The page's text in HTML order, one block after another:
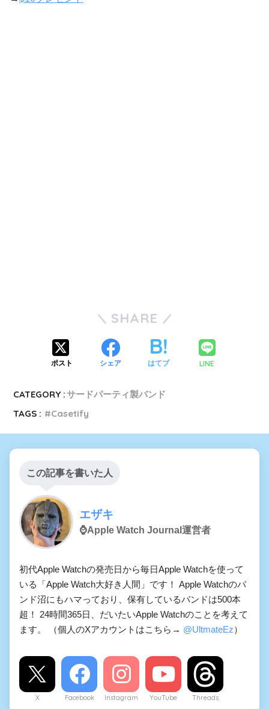
SHARE
ポスト シェア はてブ LINE
CATEGORY :サードパーティ製バンド
TAGS :
Casetify
この記事を書いた人
エザキ
⌚️Apple Watch Journal運営者
初代Apple Watchの発売日から毎日Apple Watchを使って
いる「Apple Watch大好き人間」です！ Apple Watchのバ
ンド沼にもハマっており、保有しているバンドは500本
超！ 24時間365日、だいたいApple Watchのことを考えて
ます。 （個人のXアカウントはこちら→ @UltmateEz）
X Facebook Instagram YouTube Threads